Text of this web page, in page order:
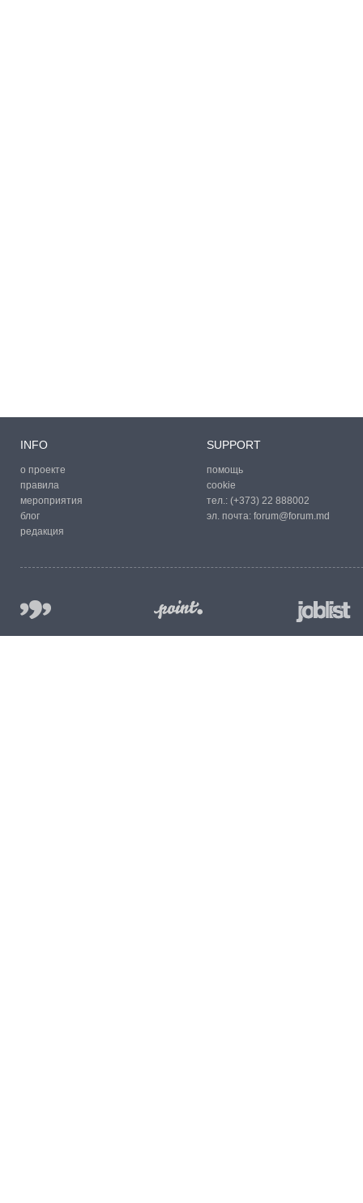
INFO
о проекте
правила
мероприятия
блог
редакция
SUPPORT
помощь
cookie
тел.: (+373) 22 888002
эл. почта: forum@forum.md